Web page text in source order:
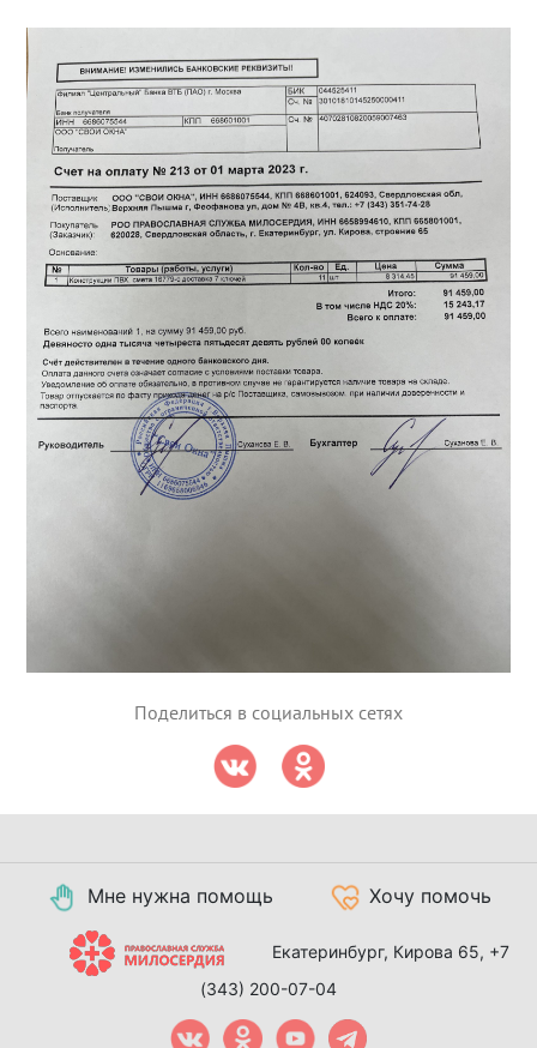
Поделиться в социальных сетях
Мне нужна помощь Хочу помочь
Екатеринбург, Кирова 65, +7
(343) 200-07-04